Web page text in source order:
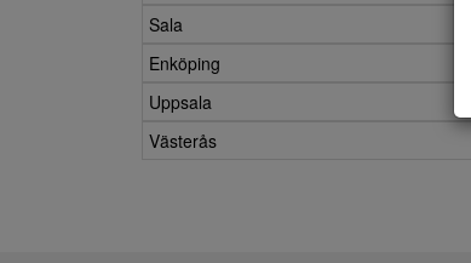
Sala
Enköping
Uppsala
Västerås